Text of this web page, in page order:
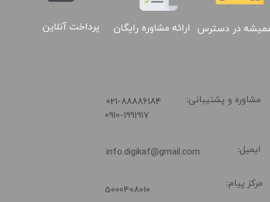
در دسترس ارائه مشاوره رایگان پرداخت آنلاین
مشاوره و پشتیبانی: ​021-88886184
info.digikaf@gmail.com ایمیل:
مرکز پیام: 5000408010
0910-1991917